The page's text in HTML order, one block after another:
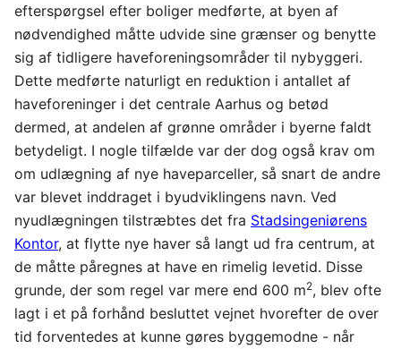
efterspørgsel efter boliger medførte, at byen af
nødvendighed måtte udvide sine grænser og benytte
sig af tidligere haveforeningsområder til nybyggeri.
Dette medførte naturligt en reduktion i antallet af
haveforeninger i det centrale Aarhus og betød
dermed, at andelen af grønne områder i byerne faldt
betydeligt. I nogle tilfælde var der dog også krav om
om udlægning af nye haveparceller, så snart de andre
var blevet inddraget i byudviklingens navn. Ved
nyudlægningen tilstræbtes det fra Stadsingeniørens
Kontor, at flytte nye haver så langt ud fra centrum, at
de måtte påregnes at have en rimelig levetid. Disse
grunde, der som regel var mere end 600 m2, blev ofte
lagt i et på forhånd besluttet vejnet hvorefter de over
tid forventedes at kunne gøres byggemodne - når